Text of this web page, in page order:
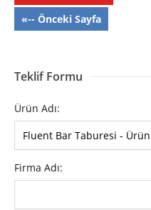
«-- Önceki Sayfa
Teklif Formu
Ürün Adı:
Firma Adı: